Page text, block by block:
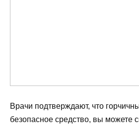
Врачи подтверждают, что
безопасное средство, вы можете